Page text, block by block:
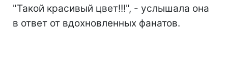
"Такой красивый цвет!!!", - услышала она
в ответ от вдохновленных фанатов.